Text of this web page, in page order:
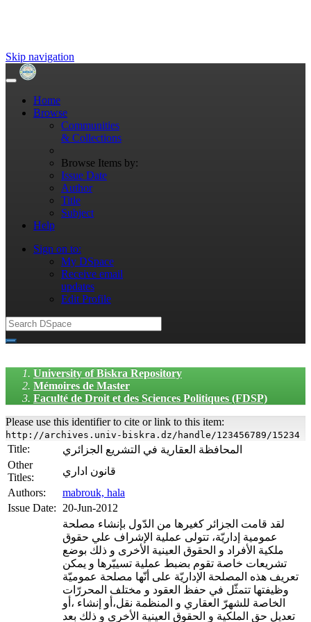
Skip navigation
Home
Browse
Communities
& Collections
Browse Items by:
Issue Date
Author
Title
Subject
Help
Sign on to:
My DSpace
Receive email
updates
Edit Profile
University of Biskra Repository
Mémoires de Master
Faculté de Droit et des Sciences Politiques (FDSP)
Please use this identifier to cite or link to this item:
http://archives.univ-biskra.dz/handle/123456789/15234
Title:
المحافظة العقارية في التشريع الجزائري
Other
Titles:
قانون اداري
Authors:
mabrouk, hala
Issue Date:
20-Jun-2012
لقد قامت الجزائر كغيرها من الدّول بإنشاء مصلحة
عمومية إداريّة، تتولى عملية الإشراف علي حقوق
ملكية الأفراد و الحقوق العينية الأخرى و ذلك بوضع
تشريعات خاصة تقوم بضبط عملية تسييّرها و يمكن
تعريف هذه المصلحة الإداريّة على أنّها مصلحة عموميّة
وظيفتها تتمثّل في حفظ العقود و مختلف المحررّات
الخاصة للشهرّ العقاري و المنظمة نقل،أو إنشاء ،أو
تعديل حق الملكية و الحقوق العينية الأخرى و ذلك بعد